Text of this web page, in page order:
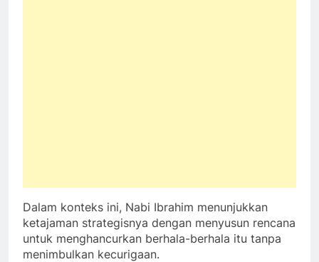
Dalam konteks ini, Nabi Ibrahim menunjukkan
ketajaman strategisnya dengan menyusun rencana
untuk menghancurkan berhala-berhala itu tanpa
menimbulkan kecurigaan.